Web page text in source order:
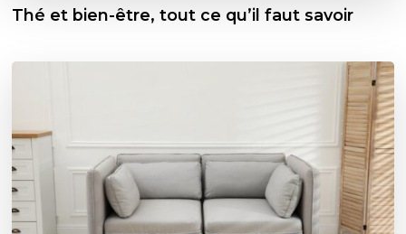
Thé et bien-être, tout ce qu’il faut savoir